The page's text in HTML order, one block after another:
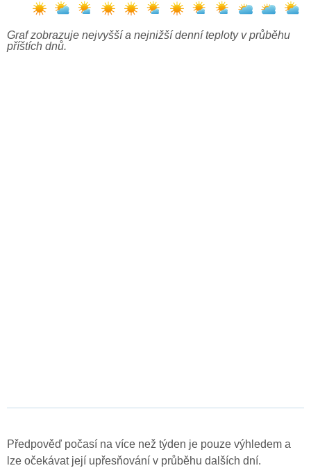
Graf zobrazuje nejvyšší a nejnižší denní teploty v průběhu
příštích dnů.
Předpověď počasí na více než týden je pouze výhledem a
lze očekávat její upřesňování v průběhu dalších dní.